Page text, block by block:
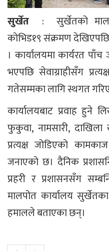
सुर्खेत : सुर्खेतको
कोभिड१९ संक्रमण
। कार्यालयमा कार्यरत
भएपछि सेवाग्राहीसँग
गतेसम्मका लागि स्थगत
कार्यालयबाट प्रवाह हुने
फुकुवा, नामसारी,
प्रत्यक्ष जोडिएको
जनाएको छ। दैनिक
प्रहरी र प्रशासनसँग
मालपोत कार्यालय
हमालले बताएका छन्।